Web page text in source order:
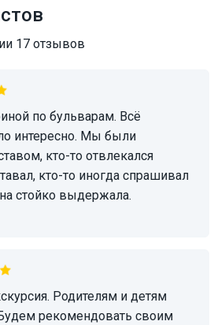
17 отзывов
интересно. Мы были
кто-то отвлекался
кто-то иногда спрашивал
стойко выдержала.
рекомендовать своим